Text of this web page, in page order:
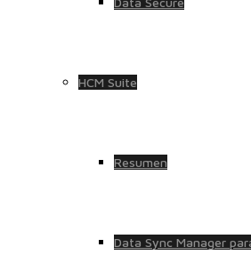
HCM Suite
Resumen
Data Sync Manager